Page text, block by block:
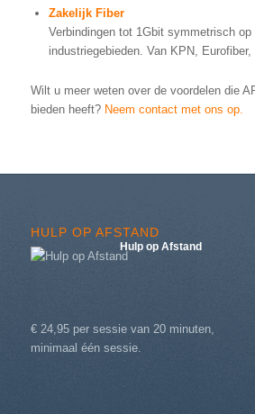
Zakelijk Fiber
Verbindingen tot 1Gbit symmetrisch op
industriegebieden. Van KPN,
Wilt u meer weten over de voordelen die
bieden heeft? Neem contact met ons op.
HULP OP AFSTAND
Hulp op Afstand
€ 24,95 per sessie van 20 minuten,
minimaal één sessie.